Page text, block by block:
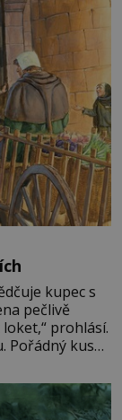
kupec s
pečlivě
prohlásí.
Pořádný kus
švadlena